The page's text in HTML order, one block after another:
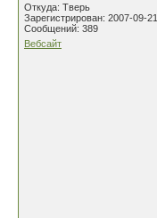
Откуда: Тверь
Зарегистрирован: 2007-09-21
Сообщений: 389
Вебсайт